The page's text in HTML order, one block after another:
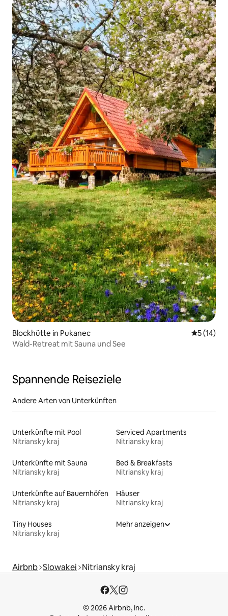
Blockhütte in Pukanec
5 (14)
Wald-Retreat mit Sauna und See
Spannende Reiseziele
Andere Arten von Unterkünften
Unterkünfte mit Pool
Nitriansky kraj
Serviced Apartments
Nitriansky kraj
Unterkünfte mit Sauna
Nitriansky kraj
Bed & Breakfasts
Nitriansky kraj
Unterkünfte auf Bauernhöfen
Nitriansky kraj
Häuser
Nitriansky kraj
Tiny Houses
Nitriansky kraj
Mehr anzeigen
Airbnb Slowakei Nitriansky kraj
© 2026 Airbnb, Inc.